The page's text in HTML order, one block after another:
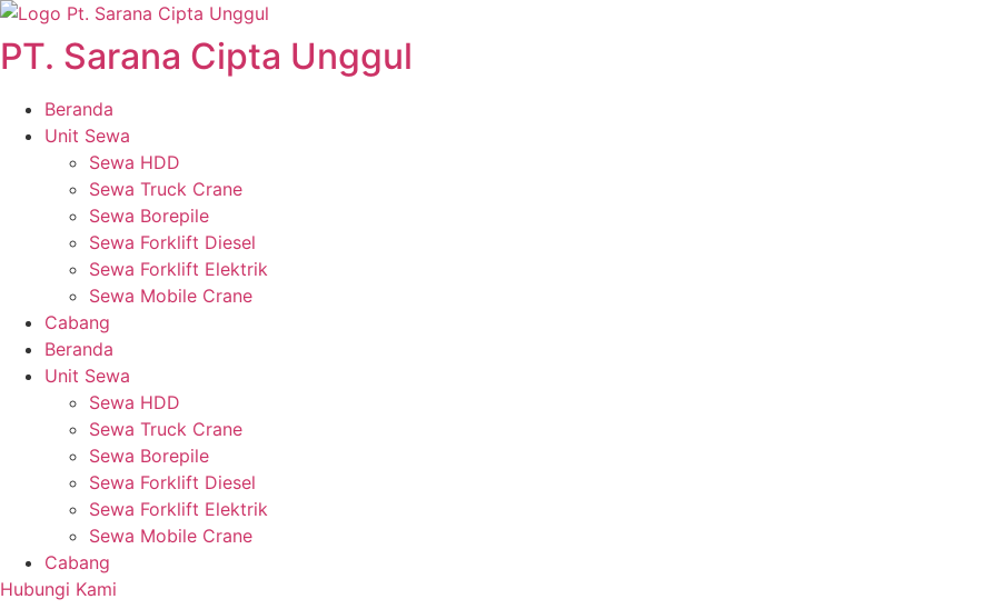
Skip
to
content
PT. Sarana Cipta Unggul
Beranda
Unit Sewa
Sewa HDD
Sewa Truck Crane
Sewa Borepile
Sewa Forklift Diesel
Sewa Forklift Elektrik
Sewa Mobile Crane
Cabang
Beranda
Unit Sewa
Sewa HDD
Sewa Truck Crane
Sewa Borepile
Sewa Forklift Diesel
Sewa Forklift Elektrik
Sewa Mobile Crane
Cabang
Hubungi Kami